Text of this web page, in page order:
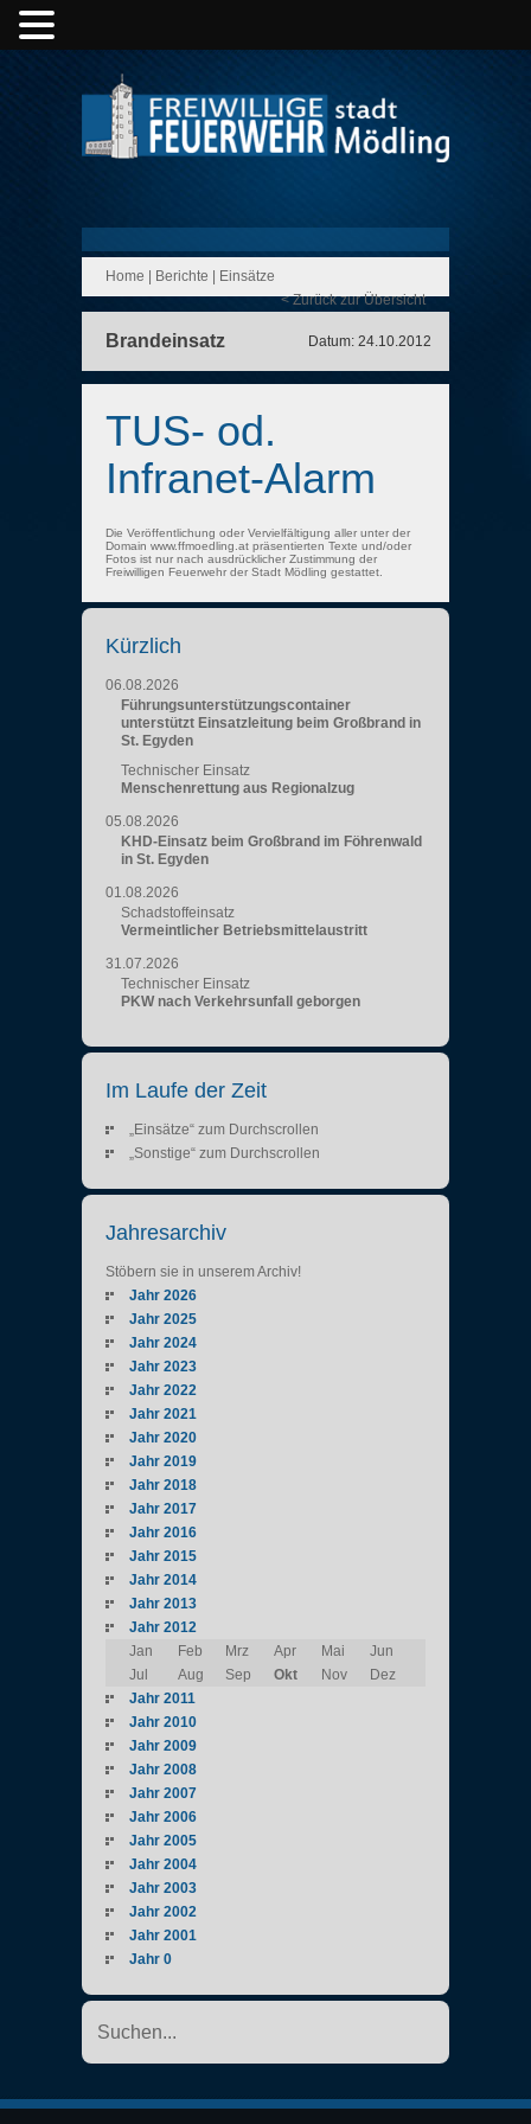
Home Berichte
Einsätze
< Zurück zur Übersicht
Brandeinsatz Datum: 24.10.2012
TUS- od.
Infranet-Alarm
Die Veröffentlichung oder Vervielfältigung aller unter der
Domain www.ffmoedling.at präsentierten Texte und/oder
Fotos ist nur nach ausdrücklicher Zustimmung der
Freiwilligen Feuerwehr der Stadt Mödling gestattet.
Kürzlich
06.08.2026
Führungsunterstützungscontainer
unterstützt Einsatzleitung beim Großbrand in
St. Egyden
Technischer Einsatz
Menschenrettung aus Regionalzug
05.08.2026
KHD-Einsatz beim Großbrand im Föhrenwald
in St. Egyden
01.08.2026
Schadstoffeinsatz
Vermeintlicher Betriebsmittelaustritt
31.07.2026
Technischer Einsatz
PKW nach Verkehrsunfall geborgen
Im Laufe der Zeit
„Einsätze“ zum Durchscrollen
„Sonstige“ zum Durchscrollen
Jahresarchiv
Stöbern sie in unserem Archiv!
Jahr 2026
Jahr 2025
Jahr 2024
Jahr 2023
Jahr 2022
Jahr 2021
Jahr 2020
Jahr 2019
Jahr 2018
Jahr 2017
Jahr 2016
Jahr 2015
Jahr 2014
Jahr 2013
Jahr 2012
Jan
Feb Mrz Apr Mai
Jun
Jul
Aug Sep Okt Nov
Dez
Jahr 2011
Jahr 2010
Jahr 2009
Jahr 2008
Jahr 2007
Jahr 2006
Jahr 2005
Jahr 2004
Jahr 2003
Jahr 2002
Jahr 2001
Jahr 0